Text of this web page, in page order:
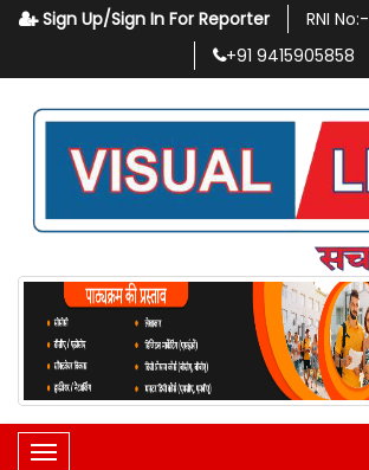
Sign Up/Sign In For Reporter RNI No:-
+91 9415905858
Toggle Navigation